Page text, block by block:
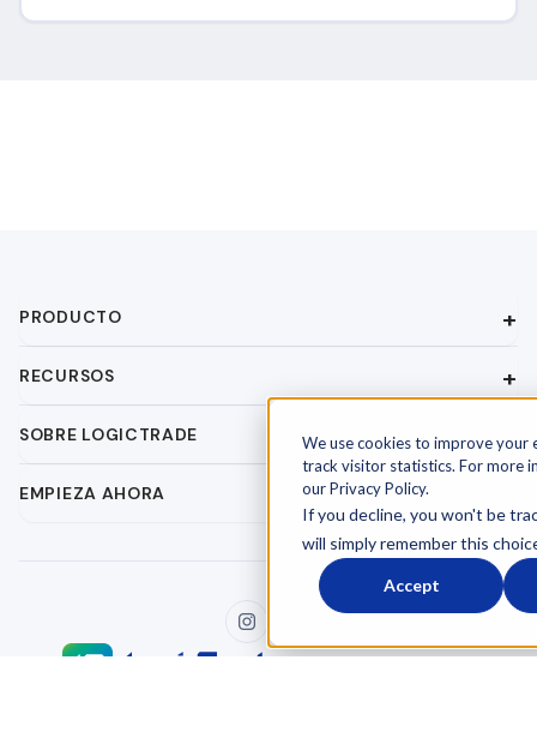
We use cookies to improve your
track visitor statistics. For more
our Privacy Policy.
If you decline, you won't be
will simply remember this
Accept
PRODUCTO
RECURSOS
SOBRE LOGICTRADE
EMPIEZA AHORA